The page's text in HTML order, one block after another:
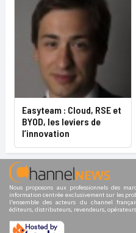
Easyteam : Cloud, RSE et
BYOD, les leviers de
l’innovation
Nous proposons aux professionnels des
information centrée exclusivement sur les
l'ensemble des acteurs du channel
éditeurs, distributeurs, revendeurs,